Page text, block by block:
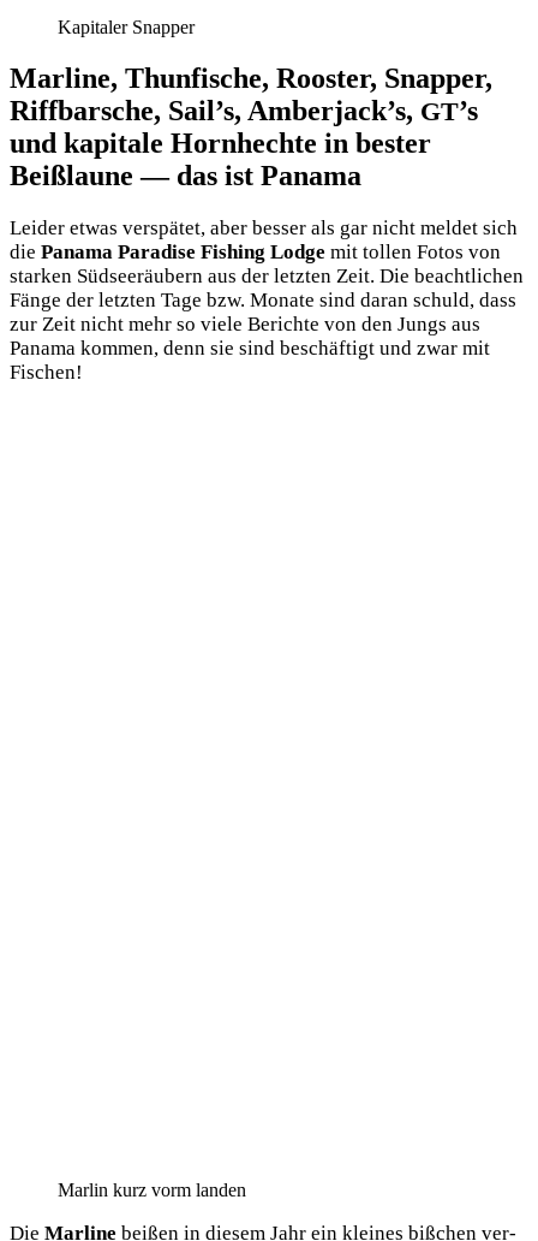
Kapitaler Snapper
Marline, Thunfische, Rooster, Snapper,
Riffbarsche, Sail’s, Amberjack’s, GT’s
und kapitale Hornhechte in bester
Beißlaune — das ist Panama
Lei­der etwas ver­spä­tet, aber bes­ser als gar nicht mel­det sich
die Pana­ma Para­di­se Fishing Lodge mit tol­len Fotos von
star­ken Süd­see­räu­bern aus der letz­ten Zeit. Die beacht­li­chen
Fän­ge der letz­ten Tage bzw. Mona­te sind dar­an schuld, dass
zur Zeit nicht mehr so vie­le Berich­te von den Jungs aus
Pana­ma kom­men, denn sie sind beschäf­tigt und zwar mit
Fischen!
Mar­lin kurz vorm landen
Die Mar­line bei­ßen in die­sem Jahr ein klei­nes biß­chen ver­